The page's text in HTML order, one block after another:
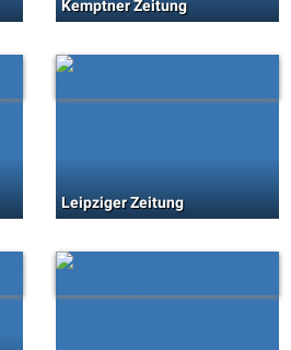
Kemptner Zeitung
Leipziger Zeitung